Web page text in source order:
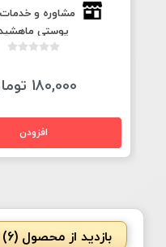
مشاوره و
پوستی
180,000 تومان
بازدید از محصول (6)